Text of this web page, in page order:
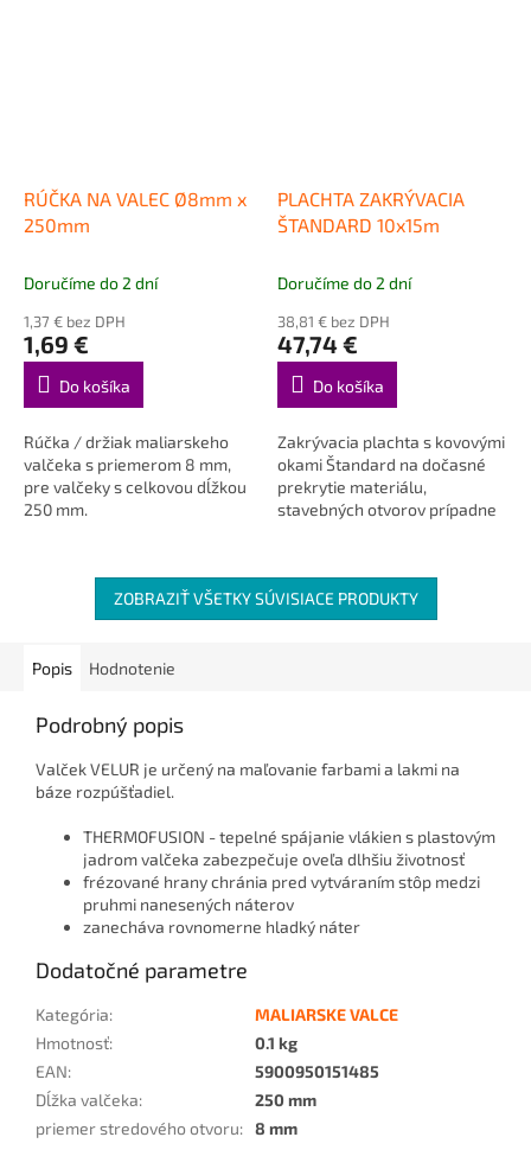
RÚČKA NA VALEC Ø8mm x
250mm
Doručíme do 2 dní
1,37 € bez DPH
1,69 €
Do košíka
Rúčka / držiak maliarskeho
valčeka s priemerom 8 mm,
pre valčeky s celkovou dĺžkou
250 mm.
PLACHTA ZAKRÝVACIA
ŠTANDARD 10x15m
Doručíme do 2 dní
38,81 € bez DPH
47,74 €
Do košíka
Zakrývacia plachta s kovovými
okami Štandard na dočasné
prekrytie materiálu,
stavebných otvorov prípadne
ZOBRAZIŤ VŠETKY SÚVISIACE PRODUKTY
Popis Hodnotenie
Podrobný popis
Valček VELUR je určený na maľovanie farbami a lakmi na
báze rozpúšťadiel.
THERMOFUSION - tepelné spájanie vlákien s plastovým
jadrom valčeka zabezpečuje oveľa dlhšiu životnosť
frézované hrany chránia pred vytváraním stôp medzi
pruhmi nanesených náterov
zanecháva rovnomerne hladký náter
Dodatočné parametre
Kategória:
MALIARSKE VALCE
Hmotnosť:
0.1 kg
EAN:
5900950151485
Dĺžka valčeka:
250 mm
priemer stredového otvoru: 8 mm